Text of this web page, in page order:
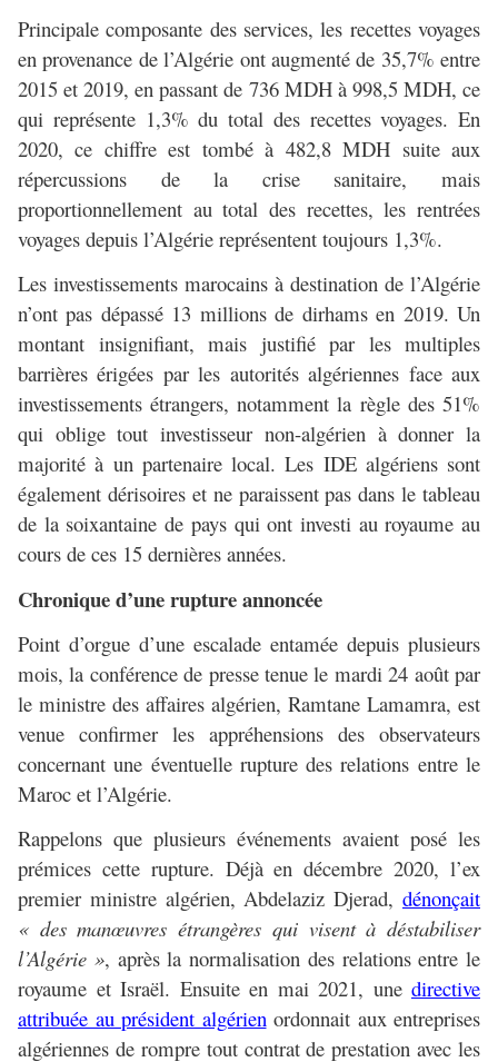
Principale composante des services, les recettes voyages
en provenance de l’Algérie ont augmenté de 35,7% entre
2015 et 2019, en passant de 736 MDH à 998,5 MDH, ce
qui représente 1,3% du total des recettes voyages. En
2020, ce chiffre est tombé à 482,8 MDH suite aux
répercussions de la crise sanitaire, mais
proportionnellement au total des recettes, les rentrées
voyages depuis l’Algérie représentent toujours 1,3%.
Les investissements marocains à destination de l’Algérie
n’ont pas dépassé 13 millions de dirhams en 2019. Un
montant insignifiant, mais justifié par les multiples
barrières érigées par les autorités algériennes face aux
investissements étrangers, notamment la règle des 51%
qui oblige tout investisseur non-algérien à donner la
majorité à un partenaire local. Les IDE algériens sont
également dérisoires et ne paraissent pas dans le tableau
de la soixantaine de pays qui ont investi au royaume au
cours de ces 15 dernières années.
Chronique d’une rupture annoncée
Point d’orgue d’une escalade entamée depuis plusieurs
mois, la conférence de presse tenue le mardi 24 août par
le ministre des affaires algérien, Ramtane Lamamra, est
venue confirmer les appréhensions des observateurs
concernant une éventuelle rupture des relations entre le
Maroc et l’Algérie.
Rappelons que plusieurs événements avaient posé les
prémices cette rupture. Déjà en décembre 2020, l’ex
premier ministre algérien, Abdelaziz Djerad, dénonçait
« des manœuvres étrangères qui visent à déstabiliser
l’Algérie », après la normalisation des relations entre le
royaume et Israël. Ensuite en mai 2021, une directive
attribuée au président algérienordonnait aux entreprises
algériennes de rompre tout contrat de prestation avec les